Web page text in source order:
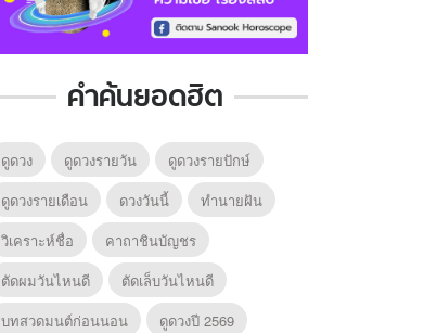
คำค้นยอดฮิต
ดูดวง ดูดวงรายวัน
ดูดวงรายปักษ์
ดูดวงรายเดือน
ดวงวันนี้
ทํานายฝัน
วิเคราะห์ชื่อ
คาถาชินบัญชร
ตัดผมวันไหนดี
ตัดเล็บวันไหนดี
บทสวดมนต์ก่อนนอน
ดูดวงปี 2569